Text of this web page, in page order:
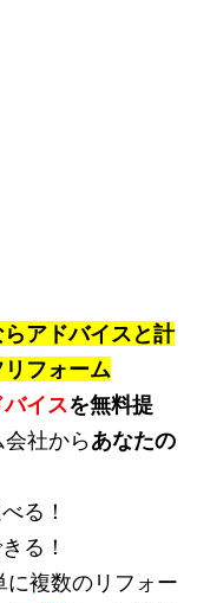
アドバイスと計
フォーム
バイスを無料提
社からあなたの
る！
る！
に複数のリフォー